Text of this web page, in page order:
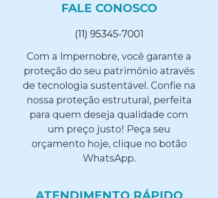
FALE CONOSCO
(11) 95345-7001
Com a Impernobre, você garante a
proteção do seu patrimônio através
de tecnologia sustentável. Confie na
nossa proteção estrutural, perfeita
para quem deseja qualidade com
um preço justo! Peça seu
orçamento hoje, clique no botão
WhatsApp.